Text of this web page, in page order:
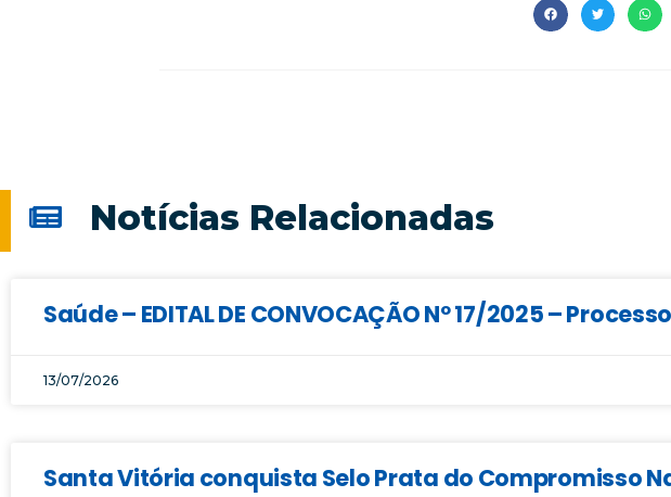
Notícias Relacionadas
Saúde – EDITAL DE CONVOCAÇÃO Nº 17/2025 –
13/07/2026
Santa Vitória conquista Selo Prata do Compromisso